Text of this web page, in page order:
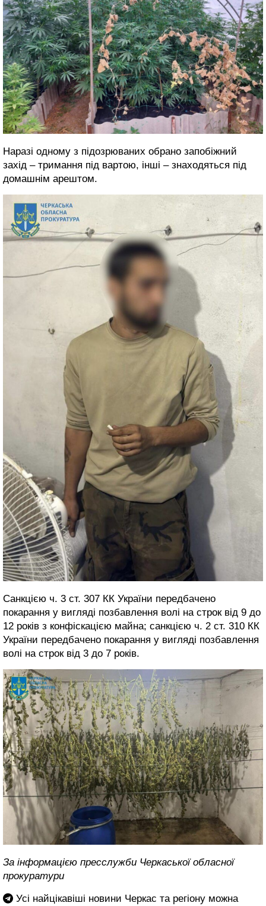
Наразі одному з підозрюваних обрано запобіжний
захід – тримання під вартою, інші – знаходяться під
домашнім арештом.
Санкцією ч. 3 ст. 307 КК України передбачено
покарання у вигляді позбавлення волі на строк від 9 до
12 років з конфіскацією майна; санкцією ч. 2 ст. 310 КК
України передбачено покарання у вигляді позбавлення
волі на строк від 3 до 7 років.
За інформацією пресслужби Черкаської обласної
прокуратури
Усі найцікавіші новини Черкас та регіону можна